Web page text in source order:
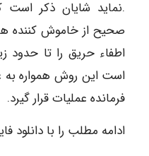
.نماید شایان ذکر است
صحیح از خاموش کننده
اطفاء حریق را تا حدود
است این روش همواره به
فرمانده عملیات قرار گیرد.
ادامه مطلب را با دانلود